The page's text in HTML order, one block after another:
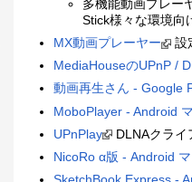
多機能動画プレー
Stick様々な環境向
MX動画プレーヤー
設
MediaHouseのUPnP /
動画再生さん - Google
MoboPlayer - Android
UPnPlay
DLNAクライ
NicoRo α版 - Android